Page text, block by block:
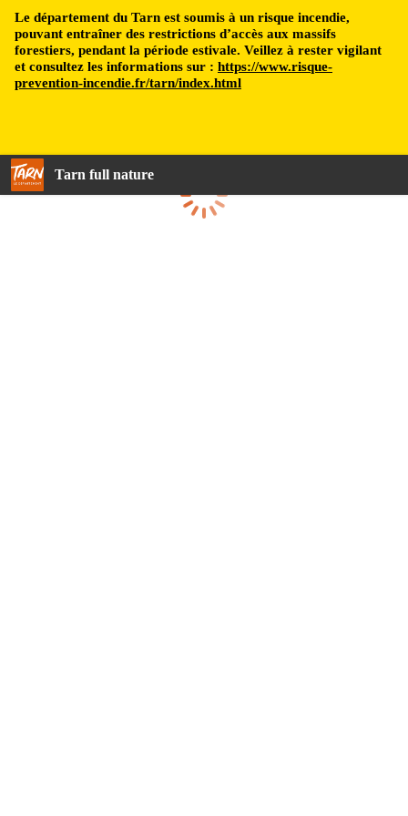
Le département du Tarn est soumis à un risque incendie,
pouvant entraîner des restrictions d’accès aux massifs
forestiers, pendant la période estivale. Veillez à rester vigilant
et consultez les informations sur : https://www.risque-
prevention-incendie.fr/tarn/index.html
Tarn full nature
Loading